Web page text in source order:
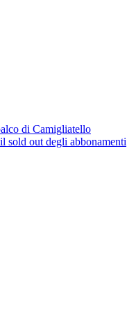
di Camigliatello
sold out degli abbonamenti